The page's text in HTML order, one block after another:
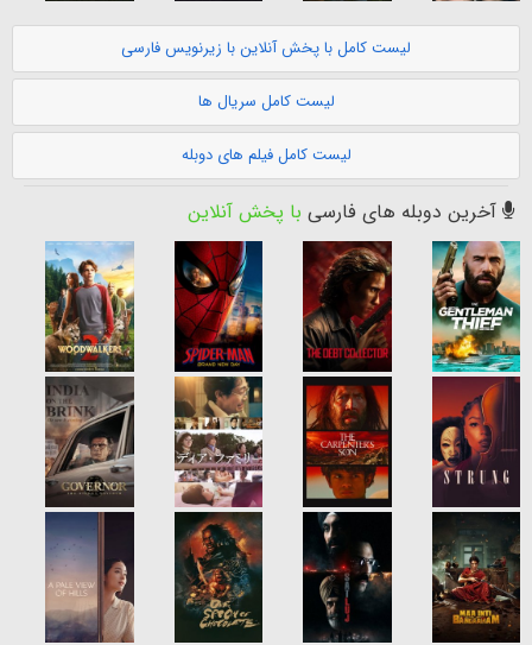
لیست کامل با پخش آنلاین با زیرنویس فارسی
لیست کامل سریال ها
لیست کامل فیلم های دوبله
آخرین دوبله های فارسی با پخش آنلاین